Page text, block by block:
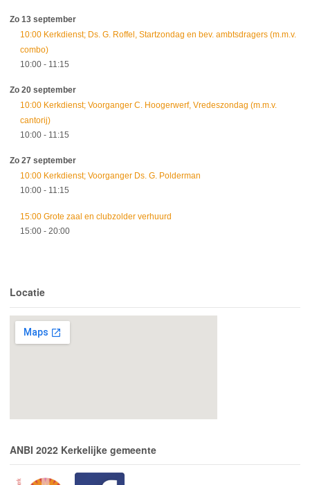
Zo 13 september
10:00 Kerkdienst; Ds. G. Roffel, Startzondag en bev. ambtsdragers (m.m.v.
combo)
10:00 - 11:15
Zo 20 september
10:00 Kerkdienst; Voorganger C. Hoogerwerf, Vredeszondag (m.m.v.
cantorij)
10:00 - 11:15
Zo 27 september
10:00 Kerkdienst; Voorganger Ds. G. Polderman
10:00 - 11:15
15:00 Grote zaal en clubzolder verhuurd
15:00 - 20:00
Locatie
ANBI 2022 Kerkelijke gemeente